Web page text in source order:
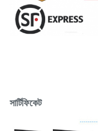
সার্টিফিকেট